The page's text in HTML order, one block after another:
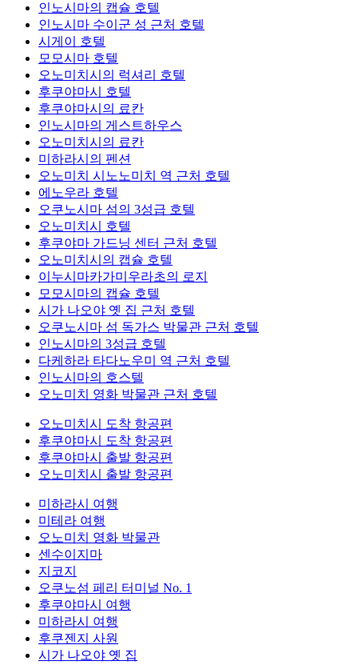
인노시마의 캡슐 호텔
인노시마 수이군 성 근처 호텔
시게이 호텔
모모시마 호텔
오노미치시의 럭셔리 호텔
후쿠야마시 호텔
후쿠야마시의 료칸
인노시마의 게스트하우스
오노미치시의 료칸
미하라시의 펜션
오노미치 시노노미치 역 근처 호텔
에노우라 호텔
오쿠노시마 섬의 3성급 호텔
오노미치시 호텔
후쿠야마 가드닝 센터 근처 호텔
오노미치시의 캡슐 호텔
이누시마카가미우라초의 로지
모모시마의 캡슐 호텔
시가 나오야 옛 집 근처 호텔
오쿠노시마 섬 독가스 박물관 근처 호텔
인노시마의 3성급 호텔
다케하라 타다노우미 역 근처 호텔
인노시마의 호스텔
오노미치 영화 박물관 근처 호텔
오노미치시 도착 항공편
후쿠야마시 도착 항공편
후쿠야마시 출발 항공편
오노미치시 출발 항공편
미하라시 여행
미테라 여행
오노미치 영화 박물관
센수이지마
지코지
오쿠노섬 페리 터미널 No. 1
후쿠야마시 여행
미하라시 여행
후쿠젠지 사원
시가 나오야 옛 집